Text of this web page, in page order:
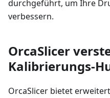
durchgeführt, um Ihre
verbessern.
OrcaSlicer
Kalibrierungs-
OrcaSlicer bietet